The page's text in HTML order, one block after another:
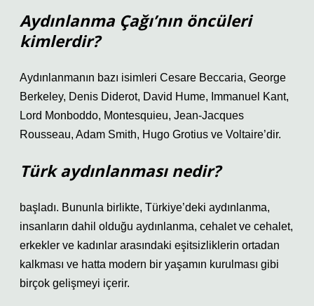
Aydınlanma Çağı’nın öncüleri
kimlerdir?
Aydınlanmanın bazı isimleri Cesare Beccaria, George
Berkeley, Denis Diderot, David Hume, Immanuel Kant,
Lord Monboddo, Montesquieu, Jean-Jacques
Rousseau, Adam Smith, Hugo Grotius ve Voltaire’dir.
Türk aydınlanması nedir?
başladı. Bununla birlikte, Türkiye’deki aydınlanma,
insanların dahil olduğu aydınlanma, cehalet ve cehalet,
erkekler ve kadınlar arasındaki eşitsizliklerin ortadan
kalkması ve hatta modern bir yaşamın kurulması gibi
birçok gelişmeyi içerir.